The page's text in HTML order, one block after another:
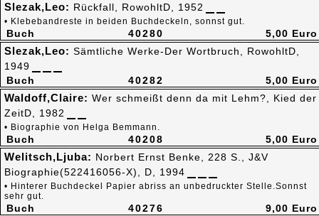
40280
Buch
Slezak,Leo: Rückfall, RowohltD, 1952
• Klebebandreste in beiden Buchdeckeln, sonnst gut.
5,00 Euro
40282
Buch
Slezak,Leo: Sämtliche Werke-Der Wortbruch, RowohltD,
1949
5,00 Euro
40208
Buch
Waldoff,Claire: Wer schmeißt denn da mit Lehm?, Kied der
ZeitD, 1982
• Biographie von Helga Bemmann.
5,00 Euro
40276
Buch
Welitsch,Ljuba: Norbert Ernst Benke, 228 S., J&V
Biographie(522416056-X), D, 1994
• Hinterer Buchdeckel Papier abriss an unbedruckter Stelle.Sonnst
sehr gut.
9,00 Euro